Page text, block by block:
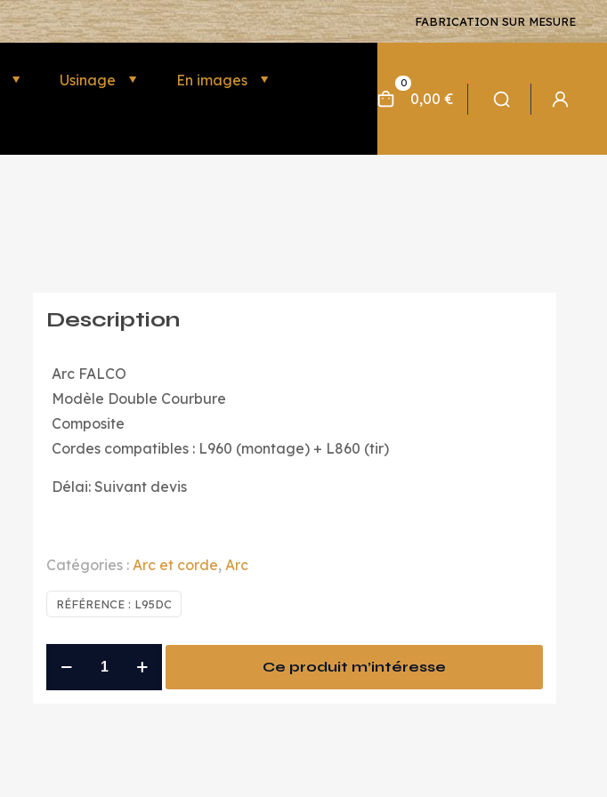
FABRICATION SUR MESURE
Usinage En images 0
0,00 €
Description
Arc FALCO
Modèle Double Courbure
Composite
Cordes compatibles : L960 (montage) + L860 (tir)
Délai: Suivant devis
Catégories : Arc et corde, Arc
RÉFÉRENCE : L95DC
Ce produit m’intéresse